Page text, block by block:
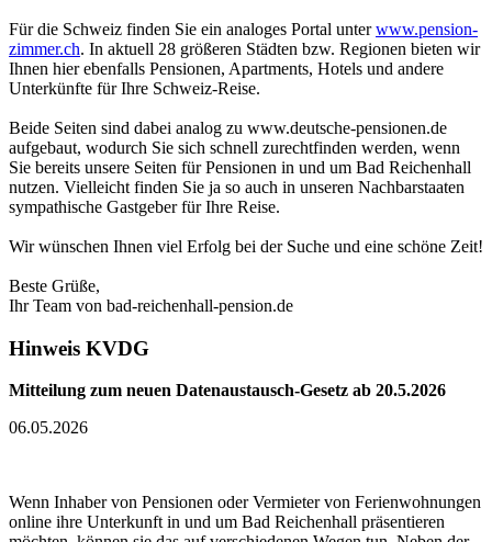
Für die Schweiz finden Sie ein analoges Portal unterwww.pension-
zimmer.ch. In aktuell 28 größeren Städten bzw. Regionen bieten wir
Ihnen hier ebenfalls Pensionen, Apartments, Hotels und andere
Unterkünfte für Ihre Schweiz-Reise.
Beide Seiten sind dabei analog zu www.deutsche-pensionen.de
aufgebaut, wodurch Sie sich schnell zurechtfinden werden, wenn
Sie bereits unsere Seiten für Pensionen in und um Bad Reichenhall
nutzen. Vielleicht finden Sie ja so auch in unseren Nachbarstaaten
sympathische Gastgeber für Ihre Reise.
Wir wünschen Ihnen viel Erfolg bei der Suche und eine schöne Zeit!
Beste Grüße,
Ihr Team von bad-reichenhall-pension.de
Hinweis KVDG
Mitteilung zum neuen Datenaustausch-Gesetz ab 20.5.2026
06.05.2026
Wenn Inhaber von Pensionen oder Vermieter von Ferienwohnungen
online ihre Unterkunft in und um Bad Reichenhall präsentieren